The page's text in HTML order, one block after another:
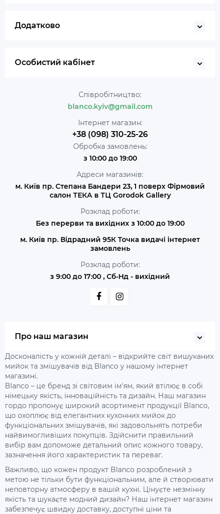
Додатково
Особистий кабінет
Співробітництво:
blanco.kyiv@gmail.com
Інтернет магазин:
+38 (098) 310-25-26
Обробка замовлень:
з 10:00 до 19:00
Адреси магазинів:
м. Київ пр. Степана Бандери 23, 1 поверх Фірмовий
салон ТЕКА в ТЦ Gorodok Gallery
Розклад роботи:
Без перерви та вихідних з 10:00 до 19:00
м. Київ пр. Відрадний 95К Точка видачі інтернет
замовлень
Розклад роботи:
з 9:00 до 17:00 , Сб-Нд - вихідний
Про наш магазин
Досконалість у кожній деталі – відкрийте світ вишуканих
мийок та змішувачів від Blanco у нашому інтернет
магазині.
Blanco – це бренд зі світовим ім'ям, який втілює в собі
німецьку якість, інноваційність та дизайн. Наш магазин
гордо пропонує широкий асортимент продукції Blanco,
що охоплює від елегантних кухонних мийок до
функціональних змішувачів, які задовольнять потреби
найвимогливіших покупців. Здійснити правильний
вибір вам допоможе детальний опис кожного товару,
зазначення його характеристик та переваг.
Важливо, що кожен продукт Blanco розроблений з
метою не тільки бути функціональним, але й створювати
неповторну атмосферу в вашій кухні. Цінуєте незмінну
якість та шукаєте модний дизайн? Наш інтернет магазин
забезпечує швидку доставку, доступні ціни та